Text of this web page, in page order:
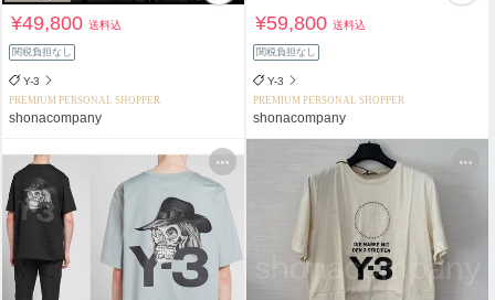
¥49,800送料込
関税負担なし
Y-3
PREMIUM PERSONAL SHOPPER
shonacompany
¥59,800送料込
関税負担なし
Y-3
PREMIUM PERSONAL SHOPPER
shonacompany